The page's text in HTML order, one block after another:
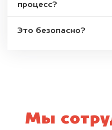
процесс?
Это безопасно?
Мы